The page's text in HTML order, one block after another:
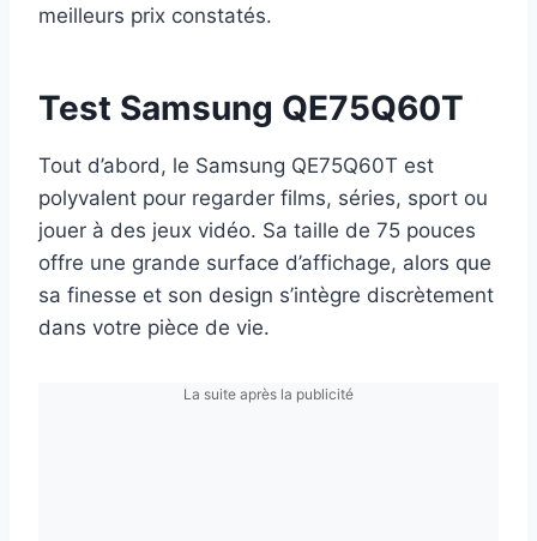
meilleurs prix constatés.
Test Samsung QE75Q60T
Tout d’abord, le Samsung QE75Q60T est
polyvalent pour regarder films, séries, sport ou
jouer à des jeux vidéo. Sa taille de 75 pouces
offre une grande surface d’affichage, alors que
sa finesse et son design s’intègre discrètement
dans votre pièce de vie.
La suite après la publicité